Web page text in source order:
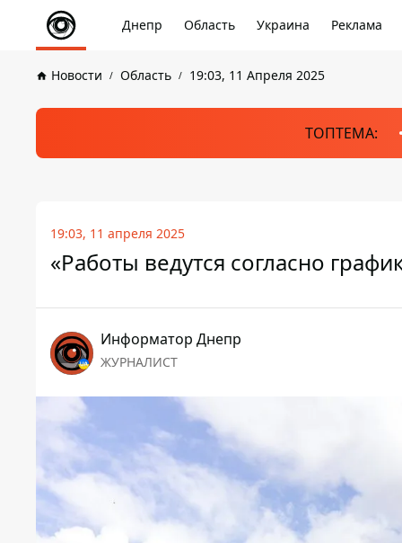
Днепр Область Украина Реклама
Новости Область 19:03, 11 Апреля 2025
ТОПТЕМА:
19:03, 11 апреля 2025
«Работы ведутся согласно
Информатор Днепр
ЖУРНАЛИСТ